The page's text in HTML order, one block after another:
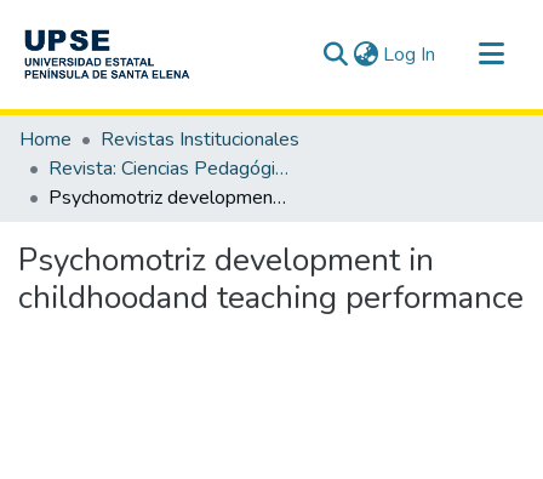
Log In (current)
Communities & Collections
All of DSpace
Statistics
Home
Revistas Institucionales
Revista: Ciencias Pedagógicas e Innovación - CPI / OAI-PMH
Psychomotriz development in childhoodand teaching performance
Psychomotriz development in
childhoodand teaching performance